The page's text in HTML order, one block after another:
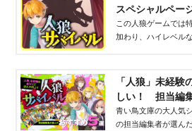
スペシャルペー
この人狼ゲームでは
加わり、ハイレベル
「人狼」未経
しい！ 担当編
５冊を紹介 - 青
青い鳥文庫の大人気
の担当編集者が選ん